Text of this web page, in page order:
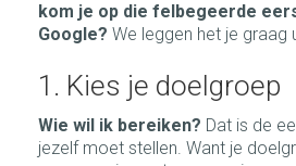
kom je op die felbegeerde
Google? We leggen het je graag
1. Kies je doelgroep
Wie wil ik bereiken? Dat is de
jezelf moet stellen. Want je